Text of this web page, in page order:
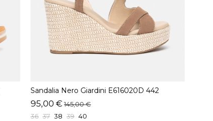
Sandalia Nero Giardini E616020D 442
Marrón
95,00 € 145,00 €
36 37 38 39 40